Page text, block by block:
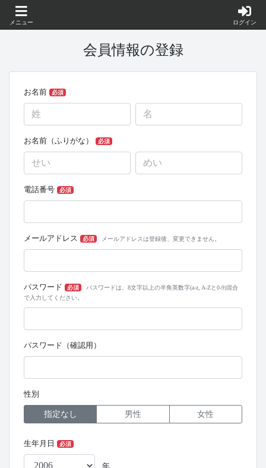
メニュー ログイン
会員情報の登録
お名前 必須
お名前（ふりがな） 必須
電話番号 必須
メールアドレス 必須 メールアドレスは登録後、変更できません。
パスワード 必須
パスワードは、8文字以上の半角英数字(a-z, A-Zと0-9)混合
で入力してください。
パスワード（確認用）
性別
指定なし 男性 女性
生年月日 必須
年